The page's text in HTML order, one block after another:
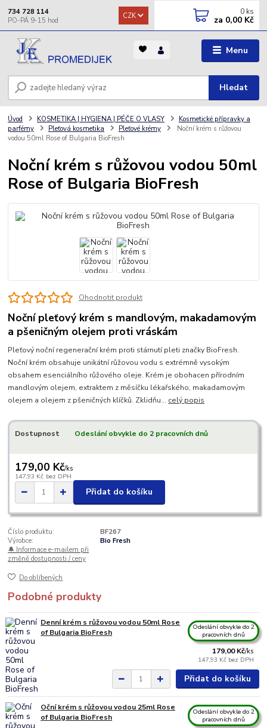
Menu
CZK
Hledat
734 728 114 0 ks
za 0,00 Kč
Úvod KOSMETIKA | HYGIENA | PÉČE O VLASY
Kosmetické přípravky a
parfémy
Pleťová kosmetika Pleťové krémy
Noční krém s růžovou
vodou 50ml Rose of Bulgaria BioFresh
Noční krém s růžovou vodou 50ml
Rose of Bulgaria BioFresh
Ohodnotit produkt
Noční pleťový krém s mandlovým, makadamovým
a pšeničným olejem proti vráskám
Pleťový noční regenerační krém proti stárnutí pleti značky BioFresh.
Noční krém obsahuje unikátní růžovou vodu s extrémně vysokým
obsahem esenciálního růžového oleje. Krém je obohacen přírodním
mandlovým olejem, extraktem z měsíčku lékařského, makadamovým
olejem a olejem z pšeničných klíčků. Zklidňu... celý popis
Dostupnost Odeslání obvykle do 2 pracovních dnů
179,00 Kč/ks
147,93 Kč bez DPH
Přidat do košíku
Číslo produktu:
BF267
Výrobce:
Bio Fresh
🔔 Informace e-mailem při
změně dostupnosti / ceny
Do oblíbených
Podobné produkty
Denní krém s růžovou vodou 50ml Rose
of Bulgaria BioFresh
179,00 Kč/ks
147,93 Kč bez DPH
Odeslání obvykle do 2
pracovních dnů
Přidat do košíku
Oční krém s růžovou vodou 25ml Rose
of Bulgaria BioFresh
Odeslání obvykle do 2
pracovních dnů